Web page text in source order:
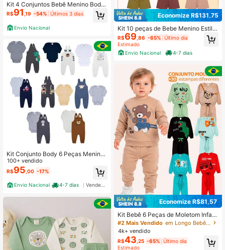
Kit 4 Conjuntos Bebê Menino Body
Manga Curta + Shorts Algodão Rou
pa Infantil Masculina Confortável L
eve Respirável Recém-Nascido a 1
2 Meses Conjunto Verão Bebê Práti
co Dia a Dia Enxoval Bebê Menino
Alta Qualidade Macio Antialérgico
R$91 ,19 -54% Últimos 3 dias
Envio Nacional
Kit Conjunto Body 6 Peças Menino
Jardineiro Manga Longa
100+ vendido
R$95 ,00 -17%
Envio Nacional 4-7 dias Vendedor Indicado
Economize R$131,75
Kit 10 peças de Bebe Menino Estilo
Casual Minimalista Monocromático
Verão Infantil Menino Casual
R$69 ,86 -65% Último dia
Estimado
Envio Nacional
4-7 dias
Economize R$81,57
Kit Bebê 6 Peças de Moletom Infant
il Menino - 3 Casacos +3 Calças
#2 Mais Vendido
em Longo Bebê Meninos T-Shirt Co-ords
4k+ vendido
R$43 ,25 -65% Último dia
Estimado